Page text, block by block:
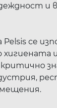
и
се
хигиената